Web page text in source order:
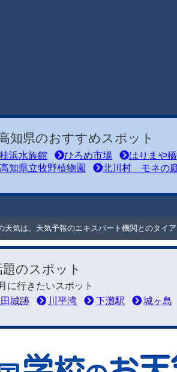
知県のおすすめスポット
桂浜水族館 ひろめ市場 はりまや橋
高知県立牧野植物園
北川村 モネの
天気は、天気予報のエキスパート機関とのタイ
題のスポット
に行きたいスポット
田城跡
川平湾 下灘駅 城ヶ島